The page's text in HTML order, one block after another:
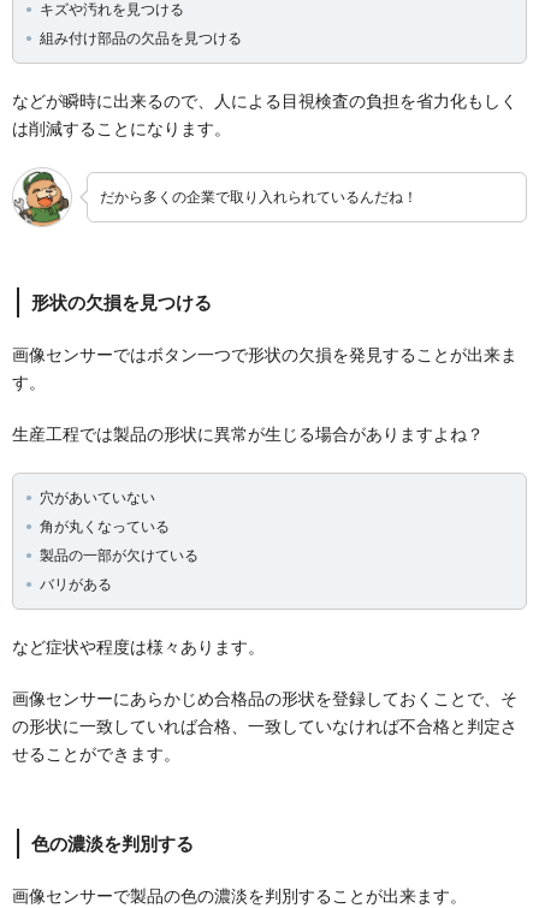
キズや汚れを見つける
組み付け部品の欠品を見つける
などが瞬時に出来るので、人による目視検査の負担を省力化もしく
は削減することになります。
だから多くの企業で取り入れられているんだね！
形状の欠損を見つける
画像センサーではボタン一つで形状の欠損を発見することが出来ま
す。
生産工程では製品の形状に異常が生じる場合がありますよね？
穴があいていない
角が丸くなっている
製品の一部が欠けている
バリがある
など症状や程度は様々あります。
画像センサーにあらかじめ合格品の形状を登録しておくことで、そ
の形状に一致していれば合格、一致していなければ不合格と判定さ
せることができます。
色の濃淡を判別する
画像センサーで製品の色の濃淡を判別することが出来ます。